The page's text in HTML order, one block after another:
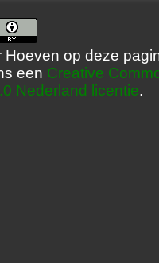
op deze
een Creative
Nederland licentie.